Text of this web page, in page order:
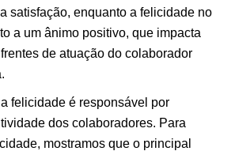
satisfação, enquanto a felicidade no
a um ânimo positivo, que impacta
de atuação do colaborador
felicidade é responsável por
dos colaboradores. Para
mostramos que o principal